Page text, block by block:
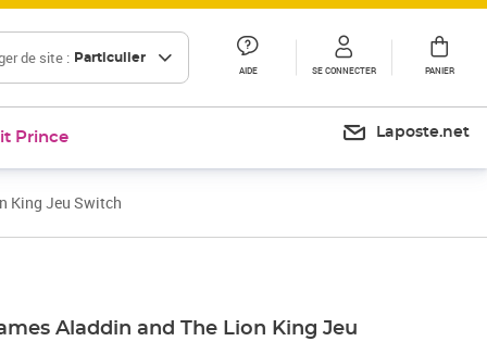
de site : Particulier
AIDE SE CONNECTER PANIER
Prince Laposte.net
King Jeu Switch
Aladdin and The Lion King Jeu